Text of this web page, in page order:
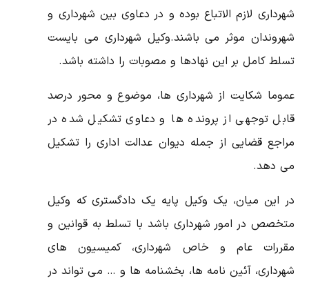
شهرداری لازم الاتباع بوده و در دعاوی بین شهرداری و
شهروندان موثر می باشند.وکیل شهرداری می بایست
تسلط کامل بر این نهادها و مصوبات را داشته باشد.
عموما شکایت از شهرداری ها، موضوع و محور درصد
قابل توجهی از پرونده ها و دعاوی تشکیل شده در
مراجع قضایی از جمله دیوان عدالت اداری را تشکیل
می دهد.
در این میان، یک وکیل پایه یک دادگستری که وکیل
متخصص در امور شهرداری باشد با تسلط به قوانین و
مقررات عام و خاص شهرداری، کمیسیون های
شهرداری، آئین نامه ها، بخشنامه ها و … می تواند در